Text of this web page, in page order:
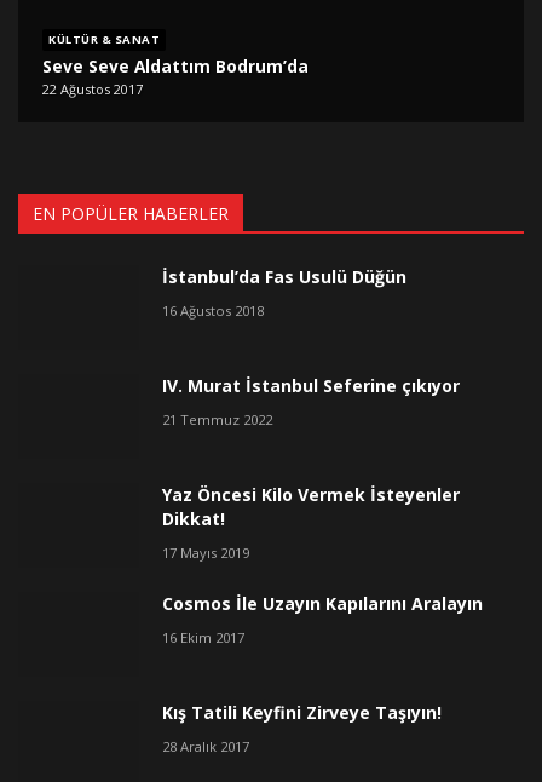
KÜLTÜR & SANAT
Seve Seve Aldattım Bodrum’da
22 Ağustos 2017
EN POPÜLER HABERLER
İstanbul’da Fas Usulü Düğün
16 Ağustos 2018
IV. Murat İstanbul Seferine çıkıyor
21 Temmuz 2022
Yaz Öncesi Kilo Vermek İsteyenler
Dikkat!
17 Mayıs 2019
Cosmos İle Uzayın Kapılarını Aralayın
16 Ekim 2017
Kış Tatili Keyfini Zirveye Taşıyın!
28 Aralık 2017